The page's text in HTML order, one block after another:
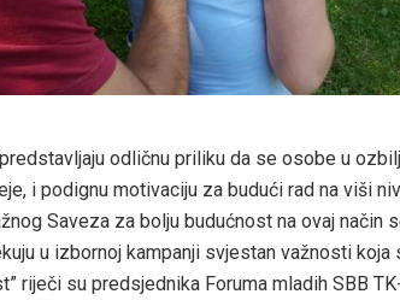
odličnu priliku da se osobe u
i podignu motivaciju za budući rad na viši
Saveza za bolju budućnost na ovaj način
u izbornoj kampanji svjestan važnosti koja
riječi su predsjednika Foruma mladih SBB